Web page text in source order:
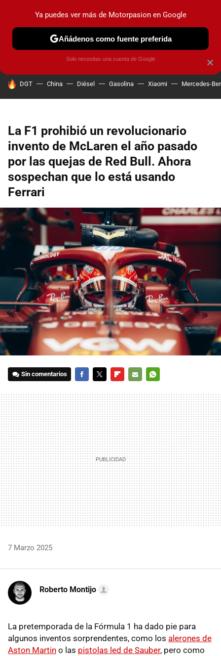
PRUEBAS COCHES ELÉCTRICOS OBSERVATORIO
HOY SE HABLA DE
DGT China Diésel Gasolina Xiaomi Mercedes-
La F1 prohibió un revolucionario
invento de McLaren el año pasado
por las quejas de Red Bull. Ahora
sospechan que lo está usando
Ferrari
Sin comentarios
MAIL
7 Marzo 2025
Roberto Montijo
La pretemporada de la Fórmula 1 ha dado pie para
algunos inventos sorprendentes, como los alerones de
Aston Martin o las pistolas led de Sauber, pero como
×
Ya puedes ver más de Motorpasion en Google
Añádenos como fuente preferida
Solo necesitas una cuenta de Google